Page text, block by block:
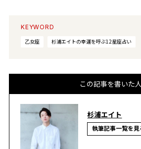
KEYWORD
乙女座
杉浦エイトの幸運を呼ぶ12星座占い
この記事を書いた人
杉浦エイト
執筆記事一覧を見